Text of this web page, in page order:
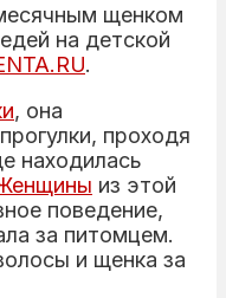
щенком
на детской
.
, она
проходя
находилась
из этой
поведение,
за питомцем.
и щенка за